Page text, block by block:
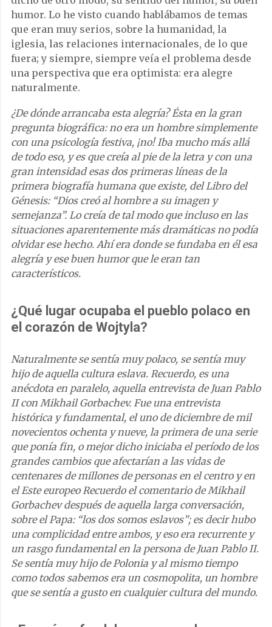
humor. Lo he visto cuando hablábamos de temas
que eran muy serios, sobre la humanidad, la
iglesia, las relaciones internacionales, de lo que
fuera; y siempre, siempre veía el problema desde
una perspectiva que era optimista: era alegre
naturalmente.
¿De dónde arrancaba esta alegría? Ésta en la gran
pregunta biográfica: no era un hombre simplemente
con una psicología festiva, ¡no! Iba mucho más allá
de todo eso, y es que creía al pie de la letra y con una
gran intensidad esas dos primeras líneas de la
primera biografía humana que existe, del Libro del
Génesis: “Dios creó al hombre a su imagen y
semejanza”. Lo creía de tal modo que incluso en las
situaciones aparentemente más dramáticas no podía
olvidar ese hecho. Ahí era donde se fundaba en él esa
alegría y ese buen humor que le eran tan
característicos.
¿Qué lugar ocupaba el pueblo polaco en
el corazón de Wojtyla?
Naturalmente se sentía muy polaco, se sentía muy
hijo de aquella cultura eslava. Recuerdo, es una
anécdota en paralelo, aquella entrevista de Juan Pablo
II con Mikhail Gorbachev. Fue una entrevista
histórica y fundamental, el uno de diciembre de mil
novecientos ochenta y nueve, la primera de una serie
que ponía fin, o mejor dicho iniciaba el período de los
grandes cambios que afectarían a las vidas de
centenares de millones de personas en el centro y en
el Este europeo Recuerdo el comentario de Mikhail
Gorbachev después de aquella larga conversación,
sobre el Papa: “los dos somos eslavos”; es decir hubo
una complicidad entre ambos, y eso era recurrente y
un rasgo fundamental en la persona de Juan Pablo II.
Se sentía muy hijo de Polonia y al mismo tiempo
como todos sabemos era un cosmopolita, un hombre
que se sentía a gusto en cualquier cultura del mundo.